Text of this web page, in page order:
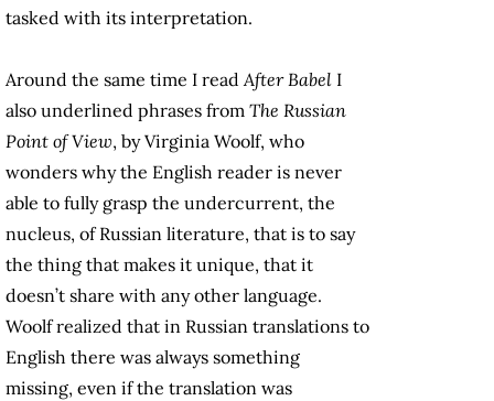
tasked with its interpretation.
Around the same time I readAfter Babel I
also underlined phrases from The Russian
Point of View, by Virginia Woolf, who
wonders why the English reader is never
able to fully grasp the undercurrent, the
nucleus, of Russian literature, that is to say
the thing that makes it unique, that it
doesn’t share with any other language.
Woolf realized that in Russian translations to
English there was always something
missing, even if the translation was